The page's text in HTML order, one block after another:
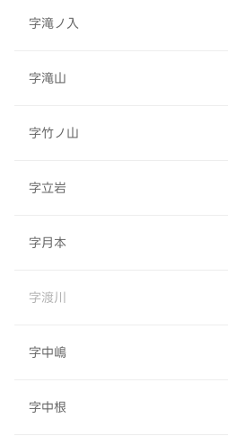
字滝ノ入
字滝山
字竹ノ山
字立岩
字月本
字渡川
字中嶋
字中根